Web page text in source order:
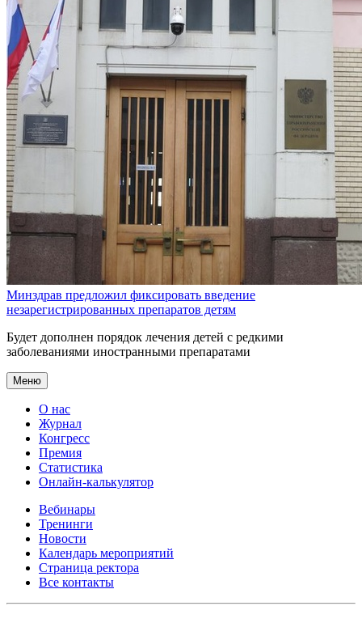
Минздрав предложил фиксировать введение
незарегистрированных препаратов детям
Будет дополнен порядок лечения детей с редкими
заболеваниями иностранными препаратами
Меню
О нас
Журнал
Конгресс
Премия
Статистика
Онлайн-калькулятор
Вебинары
Тренинги
Новости
Календарь мероприятий
Страница ректора
Все контакты